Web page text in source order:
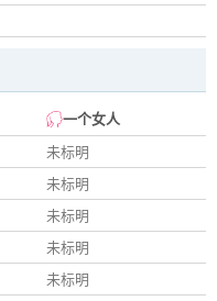
一个女人
未标明
未标明
未标明
未标明
未标明